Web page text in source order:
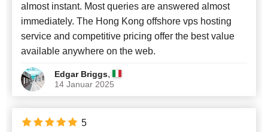
almost instant. Most queries are answered almost
immediately. The Hong Kong offshore vps hosting
service and competitive pricing offer the best value
available anywhere on the web.
Edgar Briggs,
14 Januar 2025
5